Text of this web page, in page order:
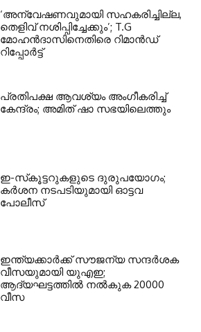
‘അന്വേഷണവുമായി സഹകരിച്ചില്ല,
തെളിവ് നശിപ്പിച്ചേക്കും’; T.G
മോഹൻദാസിനെതിരെ റിമാൻഡ്
റിപ്പോർട്ട്
പ്രതിപക്ഷ ആവശ്യം അംഗീകരിച്ച്
കേന്ദ്രം; അമിത് ഷാ സഭയിലെത്തും
ഇ-സ്‌കൂട്ടറുകളുടെ ദുരുപയോഗം;
കര്‍ശന നടപടിയുമായി ഓട്ടവ
പോലീസ്
ഇന്ത്യക്കാര്‍ക്ക് സൗജന്യ സന്ദര്‍ശക
വീസയുമായി യുഎഇ;
ആദ്യഘട്ടത്തില്‍ നല്‍കുക 20000
വീസ